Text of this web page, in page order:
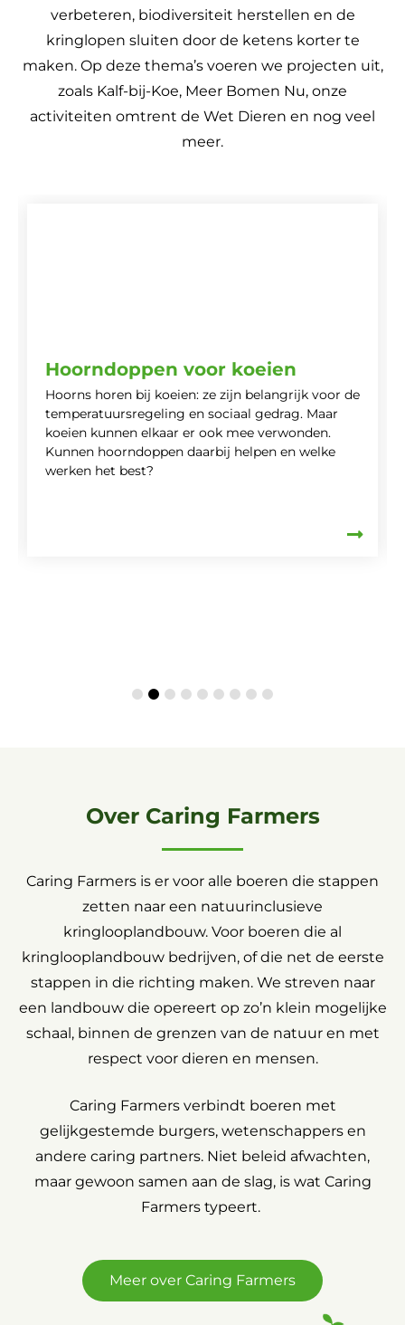
verbeteren, biodiversiteit herstellen en de
kringlopen sluiten door de ketens korter te
maken. Op deze thema’s voeren we projecten uit,
zoals Kalf-bij-Koe, Meer Bomen Nu, onze
activiteiten omtrent de Wet Dieren en nog veel
meer.
Hoorndoppen voor koeien
Hoorns horen bij koeien: ze zijn belangrijk voor de
temperatuursregeling en sociaal gedrag. Maar
koeien kunnen elkaar er ook mee verwonden.
Kunnen hoorndoppen daarbij helpen en welke
werken het best?
Over Caring Farmers
Caring Farmers is er voor alle boeren die stappen
zetten naar een natuurinclusieve
kringlooplandbouw. Voor boeren die al
kringlooplandbouw bedrijven, of die net de eerste
stappen in die richting maken. We streven naar
een landbouw die opereert op zo’n klein mogelijke
schaal, binnen de grenzen van de natuur en met
respect voor dieren en mensen.
Caring Farmers verbindt boeren met
gelijkgestemde burgers, wetenschappers en
andere caring partners. Niet beleid afwachten,
maar gewoon samen aan de slag, is wat Caring
Farmers typeert.
Meer over Caring Farmers